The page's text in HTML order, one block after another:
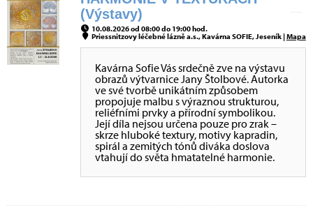
(Výstavy)
10.08.2026 od 08:00 do 19:00 hod.
Priessnitzovy léčebné lázně a.s., Kavárna SOFIE, Jeseník |Mapa
Kavárna Sofie Vás srdečně zve na výstavu
obrazů výtvarnice Jany Štolbové. Autorka
ve své tvorbě unikátním způsobem
propojuje malbu s výraznou strukturou,
reliéfními prvky a přírodní symbolikou.
Její díla nejsou určena pouze pro zrak –
skrze hluboké textury, motivy kapradin,
spirál a zemitých tónů diváka doslova
vtahují do světa hmatatelné harmonie.